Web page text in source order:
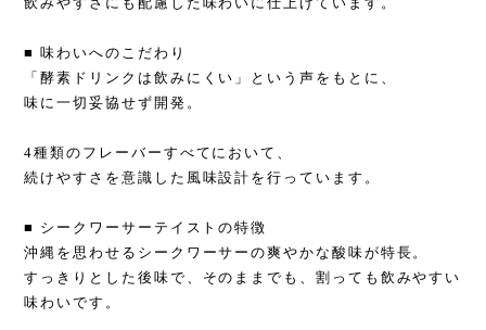
■ 味わいへのこだわり
「酵素ドリンクは飲みにくい」という声をもとに、
味に一切妥協せず開発。
4種類のフレーバーすべてにおいて、
続けやすさを意識した風味設計を行っています。
■ シークワーサーテイストの特徴
沖縄を思わせるシークワーサーの爽やかな酸味が特長。
すっきりとした後味で、そのままでも、割っても飲みやすい
味わいです。